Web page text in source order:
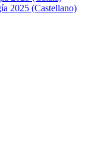
2025 (Castellano)